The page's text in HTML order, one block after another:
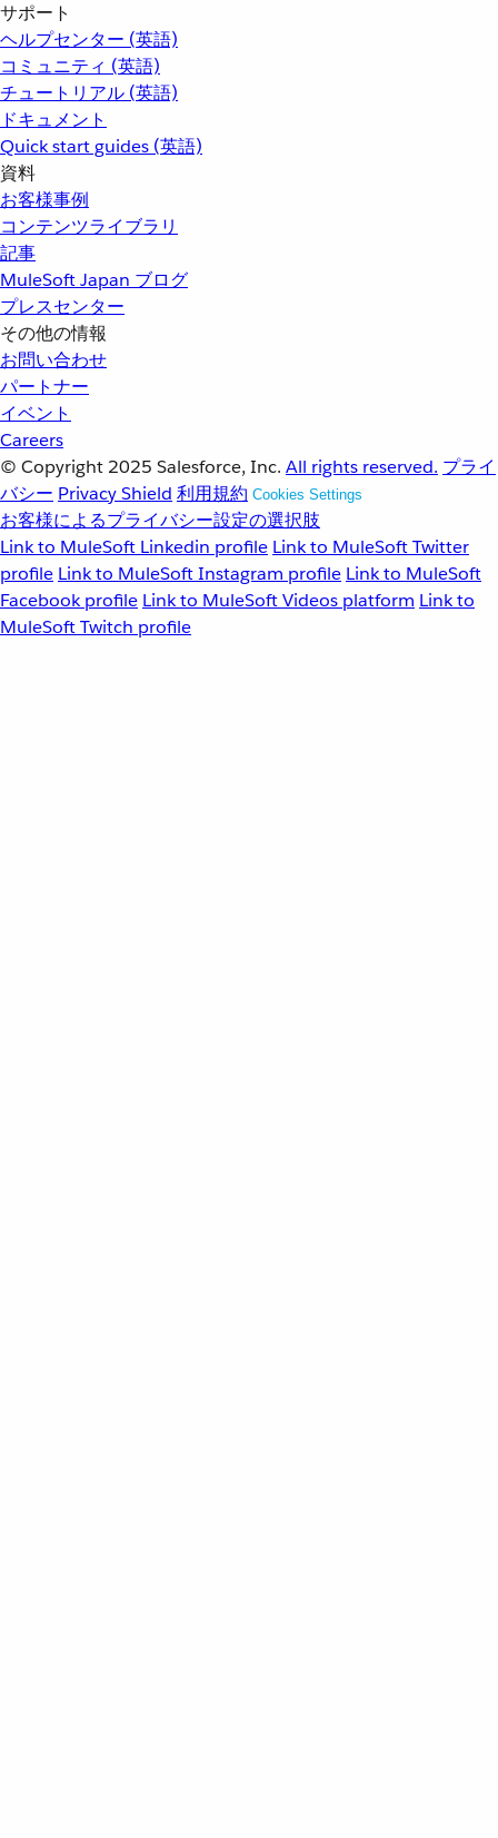
サポート
ヘルプセンター (英語)
コミュニティ (英語)
チュートリアル (英語)
ドキュメント
Quick start guides (英語)
資料
お客様事例
コンテンツライブラリ
記事
MuleSoft Japan ブログ
プレスセンター
その他の情報
お問い合わせ
パートナー
イベント
Careers
© Copyright 2025 Salesforce, Inc. All rights reserved. プライ
バシー Privacy Shield 利用規約 Cookies Settings
お客様によるプライバシー設定の選択肢
Link to MuleSoft Linkedin profile Link to MuleSoft Twitter
profile Link to MuleSoft Instagram profile Link to MuleSoft
Facebook profile Link to MuleSoft Videos platform Link to
MuleSoft Twitch profile